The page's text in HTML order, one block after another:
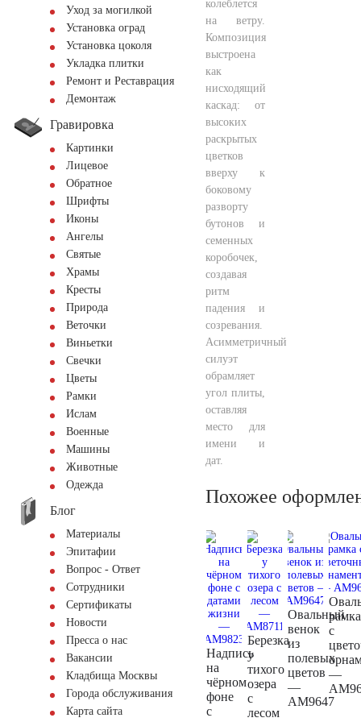
Уход за могилкой
Установка оград
Установка цоколя
Укладка плитки
Ремонт и Реставрация
Демонтаж
Гравировка
Картинки
Лицевое
Обратное
Шрифты
Иконы
Ангелы
Святые
Храмы
Кресты
Природа
Веточки
Виньетки
Свечки
Цветы
Рамки
Ислам
Военные
Машины
Животные
Одежда
Блог
Материалы
Эпитафии
Вопрос - Ответ
Сотрудники
Сертификаты
Новости
Пресса о нас
Вакансии
Кладбища Москвы
Города обслуживания
Карта сайта
колеблется
на ветру.
Композиция
выстроена
как
нисходящий
каскад: от
высоких
раскрытых
цветков
вверху к
боковому
разворту
бутонов и
семенных
коробочек,
создавая
ритм
падения и
созревания.
Асимметричный
силуэт
обрамляет
угол плиты,
оставляя
место для
имени и
дат.
Похожее
Надпись
на
чёрном
фоне
с
Березка
у
тихого
озера
с
лесом
Овальный
венок
из
полевых
цветов
—
AM9647
рамка
с
—